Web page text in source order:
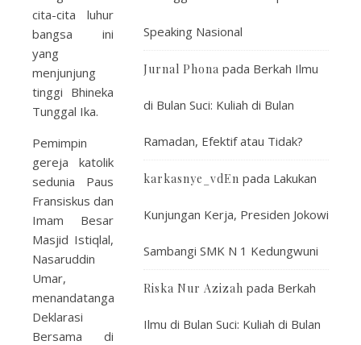
cita-cita luhur
bangsa ini
yang
menjunjung
tinggi Bhineka
Tunggal Ika.
Pemimpin
gereja katolik
sedunia Paus
Fransiskus dan
Imam Besar
Masjid Istiqlal,
Nasaruddin
Umar,
menandatangani
Deklarasi
Bersama di
Speaking Nasional
Jurnal Phona pada Berkah Ilmu
di Bulan Suci: Kuliah di Bulan
Ramadan, Efektif atau Tidak?
karkasnye_vdEn pada Lakukan
Kunjungan Kerja, Presiden Jokowi
Sambangi SMK N 1 Kedungwuni
Riska Nur Azizah pada Berkah
Ilmu di Bulan Suci: Kuliah di Bulan